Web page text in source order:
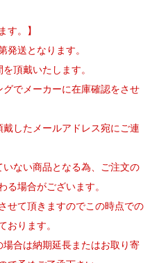
す。】
発送となります。
頂戴いたします。
でメーカーに在庫確認をさせ
したメールアドレス宛にご連
ない商品となる為、ご注文の
る場合がございます。
せて頂きますのでこの時点での
ります。
合は納期延長またはお取り寄